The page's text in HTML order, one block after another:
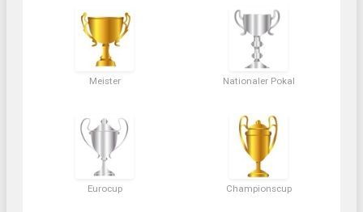
Meister Nationaler Pokal
Eurocup Championscup